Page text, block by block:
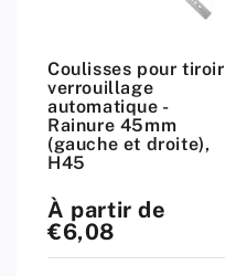
Coulisses pour tiroir
verrouillage
automatique -
Rainure 45mm
(gauche et droite),
H45
Prix
standard
À partir de
€6,08